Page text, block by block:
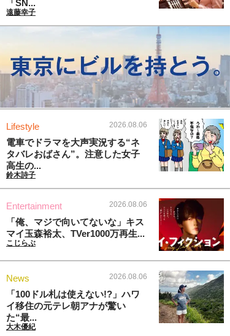
「SN...
遠藤幸子
Lifestyle 2026.08.06
電車でドラマを大声実況する“ネ
タバレおばさん”。注意した女子
高生の...
鈴木詩子
Entertainment 2026.08.06
「俺、マジで向いてないな」キス
マイ玉森裕太、TVer1000万再生...
こじらぶ
News 2026.08.06
「100ドル札は使えない!?」ハワ
イ移住の元テレ朝アナが驚い
た“最...
大木優紀